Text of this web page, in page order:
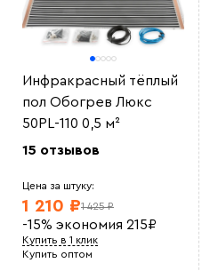
Инфракрасный тёплый
пол Обогрев Люкс
50PL-110 0,5 м²
15 отзывов
Цена за штуку:
1 425 ₽
1 210 ₽
-15% экономия 215₽
Купить в 1 клик
Купить оптом